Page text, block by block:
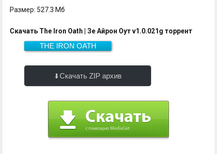
Размер: 527.3 Мб
Скачать The Iron Oath | Зе Айрон Оут v1.0.021g торрент
THE IRON OATH
527.3 Мб
Скачать
Скачать ZIP архив